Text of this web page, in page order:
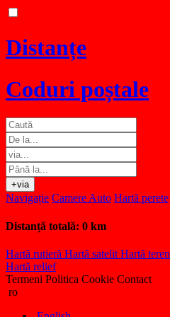
Distanțe
Coduri poștale
+via
Navigație Camere Auto Hartă perete
Distanță totală: 0 km
Hartă rutieră Hartă satelit Hartă teren
Hartă relief
Termeni Politica Cookie Contact
ro